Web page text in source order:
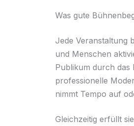
Was gute
Jede Veranstaltung
und Menschen
Publikum durch das
professionelle
nimmt Tempo auf
Gleichzeitig erfüllt